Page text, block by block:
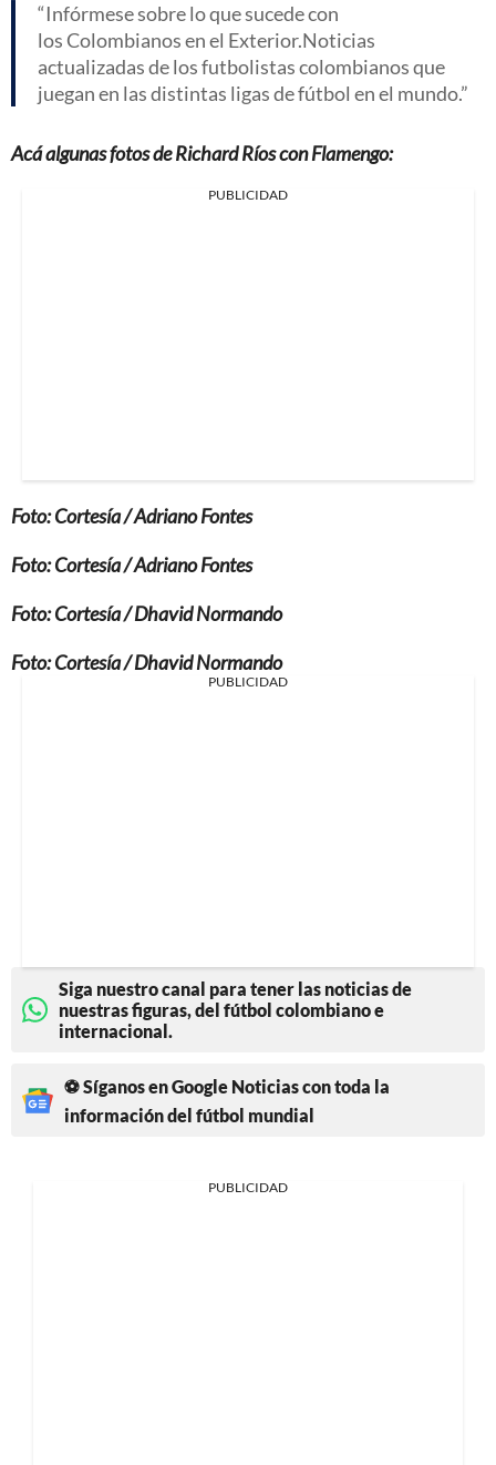
Infórmese sobre lo que sucede con
los Colombianos en el Exterior.Noticias
actualizadas de los futbolistas colombianos que
juegan en las distintas ligas de fútbol en el mundo.
Acá algunas fotos de Richard Ríos con Flamengo:
PUBLICIDAD
Foto: Cortesía / Adriano Fontes
Foto: Cortesía / Adriano Fontes
Foto: Cortesía / Dhavid Normando
Foto: Cortesía / Dhavid Normando
PUBLICIDAD
Siga nuestro canal para tener las noticias de
nuestras figuras, del fútbol colombiano e
internacional.
⚽ Síganos en Google Noticias con toda la
información del fútbol mundial
PUBLICIDAD